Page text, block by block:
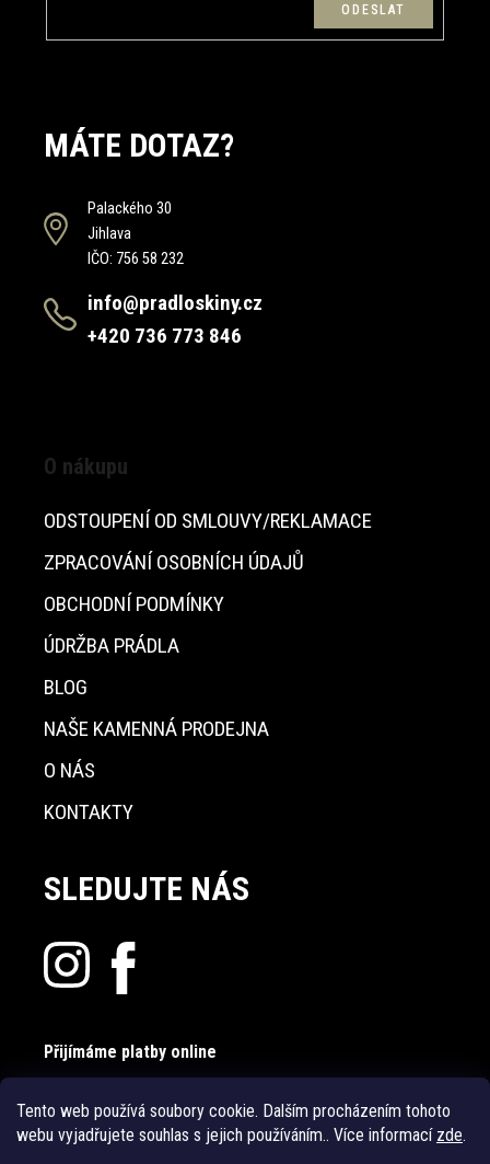
Tento web používá soubory cookie. Dalším procházením tohoto
webu vyjadřujete souhlas s jejich používáním.. Více informací zde.
MÁTE DOTAZ?
Palackého 30
Jihlava
IČO: 756 58 232
info@pradloskiny.cz
+420 736 773 846
O nákupu
ODSTOUPENÍ OD SMLOUVY/REKLAMACE
ZPRACOVÁNÍ OSOBNÍCH ÚDAJŮ
OBCHODNÍ PODMÍNKY
ÚDRŽBA PRÁDLA
BLOG
NAŠE KAMENNÁ PRODEJNA
O NÁS
KONTAKTY
SLEDUJTE NÁS
Přijímáme platby online